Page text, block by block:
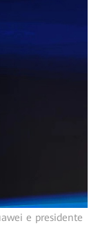
e presidente